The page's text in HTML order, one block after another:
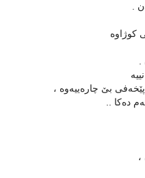
.
كوژاوه
بێ چاره‌ییه‌وه‌ ،
ده‌كا ..
،